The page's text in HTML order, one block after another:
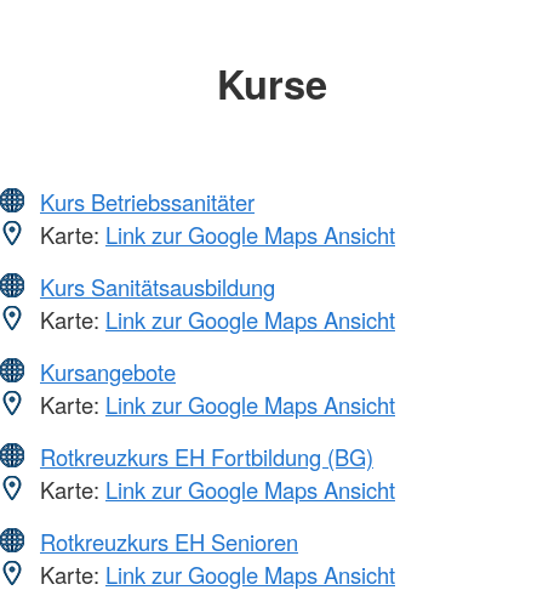
Kurse
Kurs Betriebssanitäter
Karte: Link zur Google Maps Ansicht
Kurs Sanitätsausbildung
Karte: Link zur Google Maps Ansicht
Kursangebote
Karte: Link zur Google Maps Ansicht
Rotkreuzkurs EH Fortbildung (BG)
Karte: Link zur Google Maps Ansicht
Rotkreuzkurs EH Senioren
Karte: Link zur Google Maps Ansicht